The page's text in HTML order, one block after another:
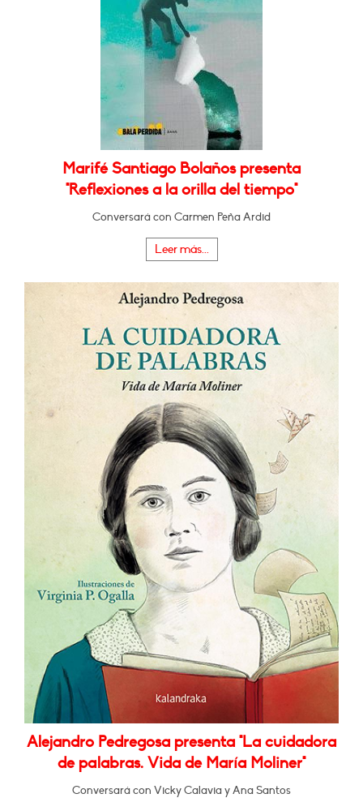
Marifé Santiago Bolaños presenta
"Reflexiones a la orilla del tiempo"
Conversará con Carmen Peña Ardid
Leer más...
Alejandro Pedregosa presenta "La cuidadora
de palabras. Vida de María Moliner"
Conversará con Vicky Calavia y Ana Santos